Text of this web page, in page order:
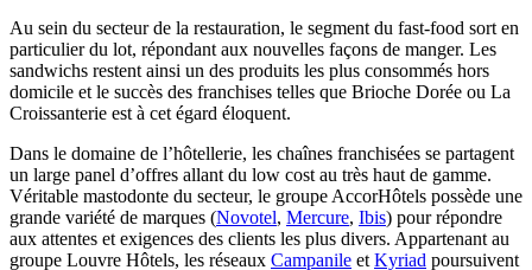
Au sein du secteur de la restauration, le segment du fast-food sort en
particulier du lot, répondant aux nouvelles façons de manger. Les
sandwichs restent ainsi un des produits les plus consommés hors
domicile et le succès des franchises telles que Brioche Dorée ou La
Croissanterie est à cet égard éloquent.
Dans le domaine de l’hôtellerie, les chaînes franchisées se partagent
un large panel d’offres allant du low cost au très haut de gamme.
Véritable mastodonte du secteur, le groupe AccorHôtels possède une
grande variété de marques (Novotel, Mercure, Ibis) pour répondre
aux attentes et exigences des clients les plus divers. Appartenant au
groupe Louvre Hôtels, les réseaux Campanile et Kyriad poursuivent